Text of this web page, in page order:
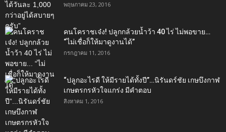
พฤษภาคม 23, 2016
คนโคราชเจ๋ง! ปลูกกล้วยน้ำว้า 40 ไร่ ไม่พอขาย…
“ไม่เชื่อก็ให้มาดูงานได้”‬
กรกฎาคม 11, 2016
“ปลูกอะไรดี ให้มีรายได้ทั้งปี”…นิรันดร์ชัย เกษบึงกาฬ
เกษตรกรหัวใจแกร่ง มีคำตอบ
สิงหาคม 1, 2016